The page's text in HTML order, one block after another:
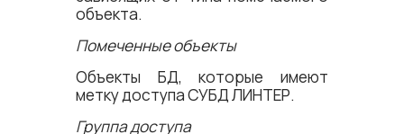
объекта.
Помеченные объекты
Объекты БД, которые имеют
метку доступа СУБД ЛИНТЕР.
Группа доступа